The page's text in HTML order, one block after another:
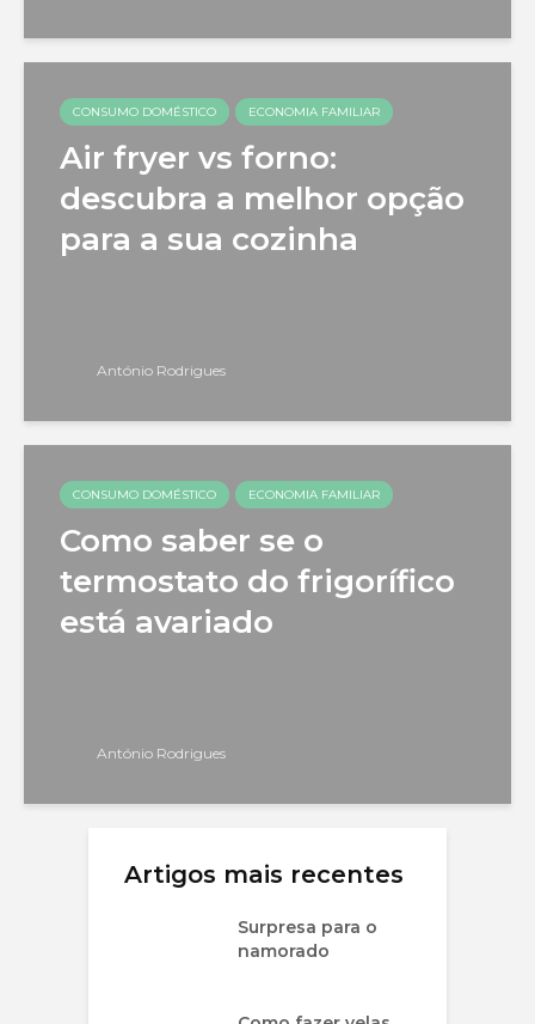
CONSUMO DOMÉSTICO ECONOMIA FAMILIAR
Air fryer vs forno:
descubra a melhor opção
para a sua cozinha
António Rodrigues
CONSUMO DOMÉSTICO ECONOMIA FAMILIAR
Como saber se o
termostato do frigorífico
está avariado
António Rodrigues
Artigos mais recentes
Surpresa para o
namorado